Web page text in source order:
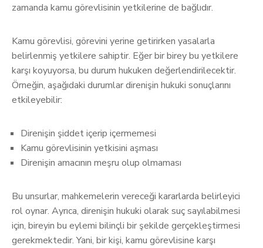
zamanda kamu görevlisinin yetkilerine de bağlıdır.
Kamu görevlisi, görevini yerine getirirken yasalarla
belirlenmiş yetkilere sahiptir. Eğer bir birey bu yetkilere
karşı koyuyorsa, bu durum hukuken değerlendirilecektir.
Örneğin, aşağıdaki durumlar direnişin hukuki sonuçlarını
etkileyebilir:
Direnişin şiddet içerip içermemesi
Kamu görevlisinin yetkisini aşması
Direnişin amacının meşru olup olmaması
Bu unsurlar, mahkemelerin vereceği kararlarda belirleyici
rol oynar. Ayrıca, direnişin hukuki olarak suç sayılabilmesi
için, bireyin bu eylemi bilinçli bir şekilde gerçekleştirmesi
gerekmektedir. Yani, bir kişi, kamu görevlisine karşı